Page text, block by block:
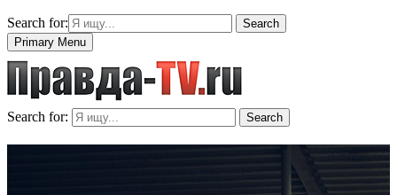
Search for:
Search
Primary Menu
Search for: Search